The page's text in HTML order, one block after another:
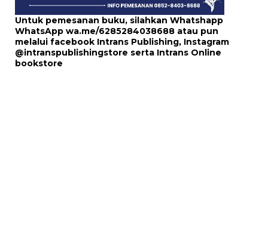
Untuk pemesanan buku, silahkan Whatshapp
WhatsApp wa.me/6285284038688 atau pun
melalui facebook Intrans Publishing, Instagram
@intranspublishingstore serta Intrans Online
bookstore